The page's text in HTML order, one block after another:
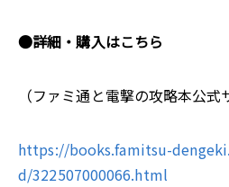
●詳細・購入はこちら
（ファミ通と電撃の攻略本公式
https://books.famitsu-
d/322507000066.html